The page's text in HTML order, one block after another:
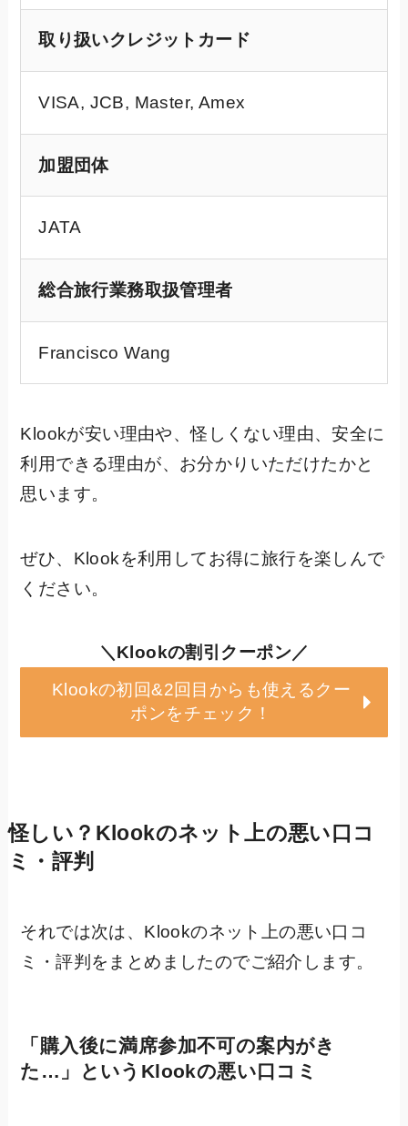
取り扱いクレジットカード
VISA, JCB, Master, Amex
加盟団体
JATA
総合旅行業務取扱管理者
Francisco Wang
Klookが安い理由や、怪しくない理由、安全に
利用できる理由が、お分かりいただけたかと
思います。
ぜひ、Klookを利用してお得に旅行を楽しんで
ください。
＼Klookの割引クーポン／
Klookの初回&2回目からも使えるクー
ポンをチェック！
怪しい？ Klookのネット上の悪い口コ
ミ・評判
それでは次は、Klookのネット上の悪い口コ
ミ・評判をまとめましたのでご紹介します。
「購入後に満席参加不可の案内がき
た…」というKlookの悪い口コミ